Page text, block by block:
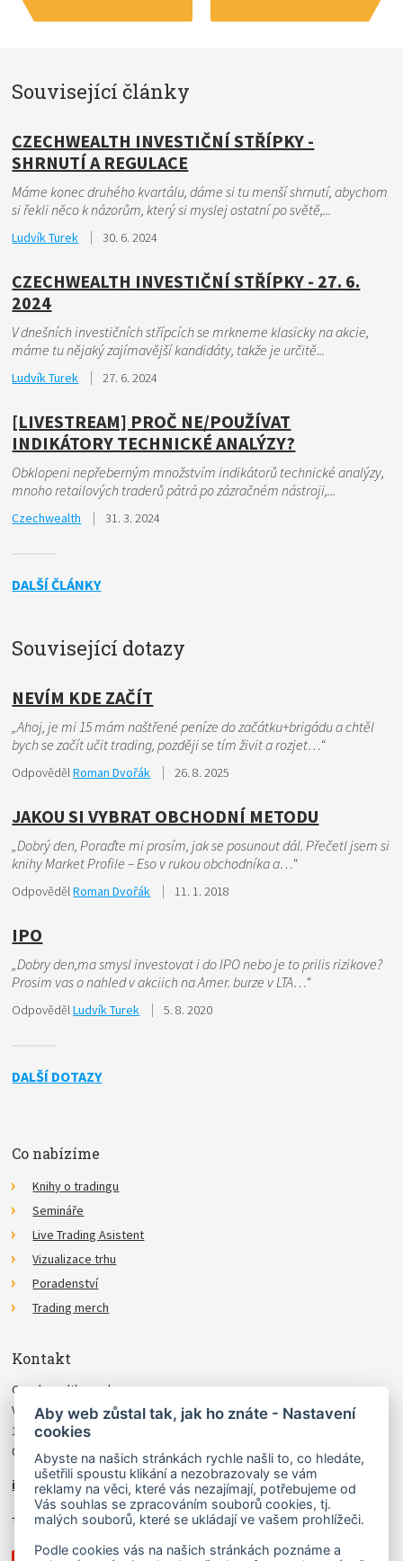
Související články
CZECHWEALTH INVESTIČNÍ STŘÍPKY -
SHRNUTÍ A REGULACE
Máme konec druhého kvartálu, dáme si tu menší shrnutí, abychom
si řekli něco k názorům, který si myslej ostatní po světě,...
Ludvík Turek 30. 6. 2024
CZECHWEALTH INVESTIČNÍ STŘÍPKY - 27. 6.
2024
V dnešních investičních střípcích se mrkneme klasicky na akcie,
máme tu nějaký zajímavější kandidáty, takže je určitě...
Ludvík Turek 27. 6. 2024
[LIVESTREAM] PROČ NE/POUŽÍVAT
INDIKÁTORY TECHNICKÉ ANALÝZY?
Obklopeni nepřeberným množstvím indikátorů technické analýzy,
mnoho retailových traderů pátrá po zázračném nástroji,...
Czechwealth 31. 3. 2024
DALŠÍ ČLÁNKY
Související dotazy
NEVÍM KDE ZAČÍT
„Ahoj, je mi 15 mám naštřené peníze do začátku+brigádu a chtěl
bych se začít učit trading, později se tím živit a rozjet…“
OdpovědělRoman Dvořák 26. 8. 2025
JAKOU SI VYBRAT OBCHODNÍ METODU
„Dobrý den, Poraďte mi prosím, jak se posunout dál. Přečetl jsem si
knihy Market Profile – Eso v rukou obchodníka a…“
OdpovědělRoman Dvořák 11. 1. 2018
IPO
„Dobry den,ma smysl investovat i do IPO nebo je to prilis rizikove?
Prosim vas o nahled v akciich na Amer. burze v LTA…“
OdpovědělLudvík Turek 5. 8. 2020
DALŠÍ DOTAZY
Co nabízíme
Knihy o tradingu
Semináře
Live Trading Asistent
Vizualizace trhu
Poradenství
Trading merch
Kontakt
Czechwealth, spol. s r.o.
Višňová 4
140 00 Praha 4
Česká Republika
info@czechwealth.cz
+420 226 804 571 (9–12 hod.)
Aby web zůstal tak, jak ho znáte - Nastavení
cookies
Abyste na našich stránkách rychle našli to, co hledáte,
ušetřili spoustu klikání a nezobrazovaly se vám
reklamy na věci, které vás nezajímají, potřebujeme od
Vás souhlas se zpracováním souborů cookies, tj.
malých souborů, které se ukládají ve vašem prohlížeči.
Podle cookies vás na našich stránkách poznáme a